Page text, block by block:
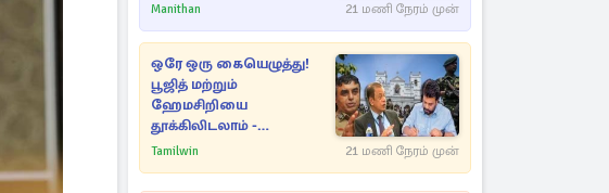
Manithan 21 மணி நேரம் முன்
ஒரே ஒரு கையெழுத்து!
பூஜித் மற்றும்
ஹேமசிறியை
தூக்கிலிடலாம் -
அநுரவுக்குச் சென்ற
Tamilwin 21 மணி நேரம் முன்